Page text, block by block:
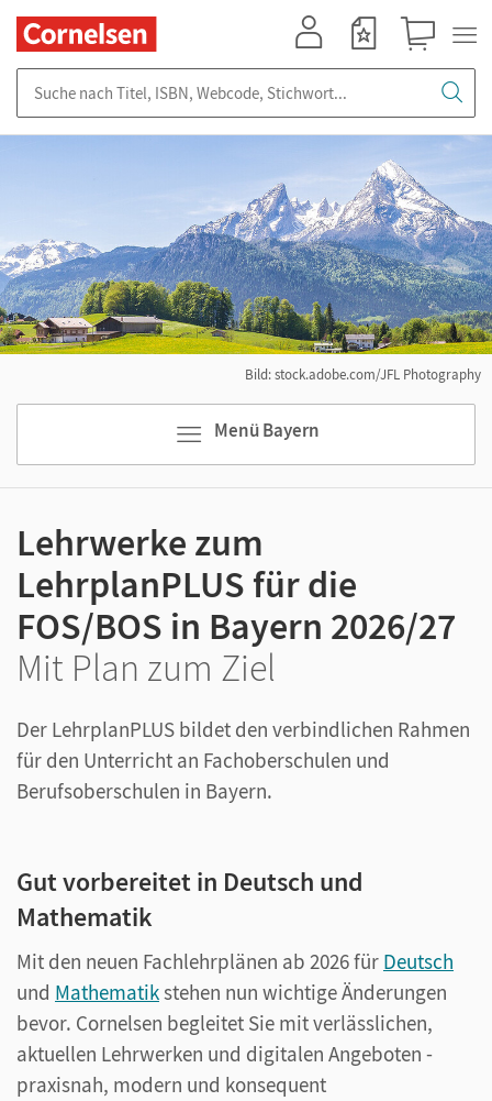
Menü Bayern
Bild: stock.adobe.com/JFL Photography
Lehrwerke zum
LehrplanPLUS für die
FOS/BOS in Bayern 2026/27
Mit Plan zum Ziel
Der LehrplanPLUS bildet den verbindlichen Rahmen
für den Unterricht an Fachoberschulen und
Berufsoberschulen in Bayern.
Gut vorbereitet in Deutsch und
Mathematik
Mit den neuen Fachlehrplänen ab 2026 für Deutsch
und Mathematikstehen nun wichtige Änderungen
bevor. Cornelsen begleitet Sie mit verlässlichen,
aktuellen Lehrwerken und digitalen Angeboten -
praxisnah, modern und konsequent